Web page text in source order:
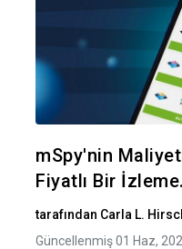
mSpy'nin
Fiyatlı Bir
tarafından Carla L.
Güncellenmiş 01 Haz,